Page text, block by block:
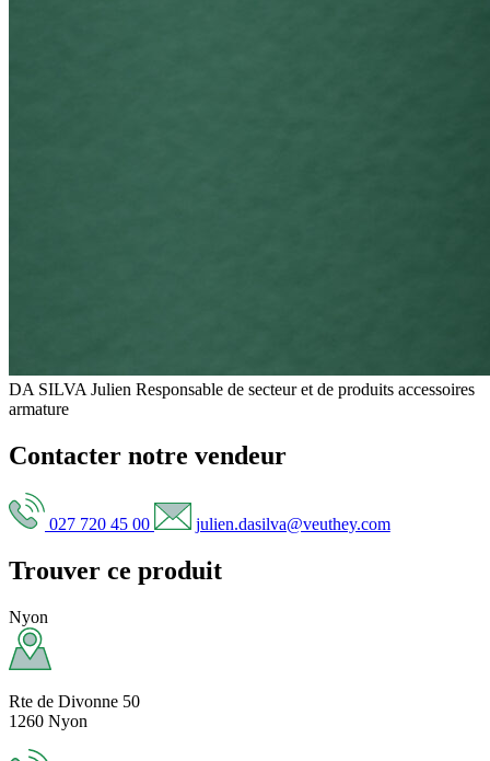
DA SILVA Julien Responsable de secteur et de produits accessoires
armature
Contacter notre vendeur
027 720 45 00 julien.dasilva@veuthey.com
Trouver ce produit
Nyon
Rte de Divonne 50
1260 Nyon